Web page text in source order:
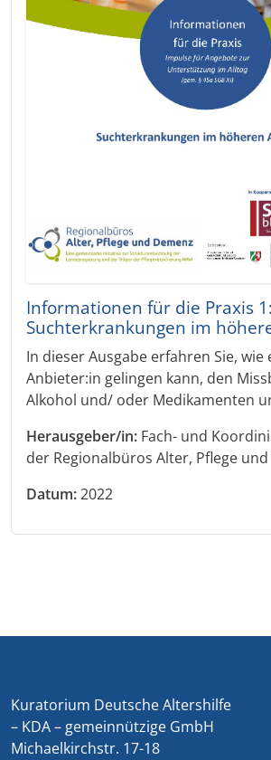
Informationen für die Praxis 1:
Suchterkrankungen im
In dieser Ausgabe erfahren Sie, wie
Anbieter:in gelingen kann, den
Alkohol und/ oder Medikamenten
Herausgeber/in: Fach- und
der Regionalbüros Alter, Pflege
Datum:2022
Kuratorium Deutsche Altershilfe
– KDA – gemeinnützige GmbH
Michaelkirchstr. 17-18